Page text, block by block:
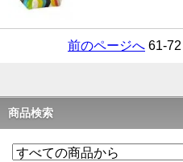
前のページへ 61-
商品検索